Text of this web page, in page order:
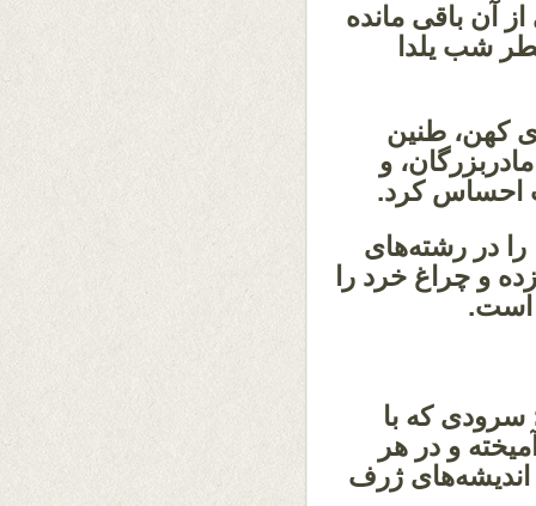
آن باقی مانده
شب یلدا
کهن، طنین
و
احساس کرد.
در رشته‌های
و چراغ خرد را
است.
که با
و در هر
ژرف